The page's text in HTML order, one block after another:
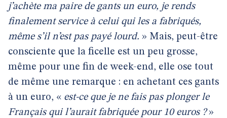
j’achète ma paire de gants un euro, je rends
finalement service à celui qui les a fabriqués,
même s’il n’est pas payé lourd. » Mais, peut-être
consciente que la ficelle est un peu grosse,
même pour une fin de week-end, elle ose tout
de même une remarque : en achetant ces gants
à un euro, « est-ce que je ne fais pas plonger le
Français qui l’aurait fabriquée pour 10 euros ?»